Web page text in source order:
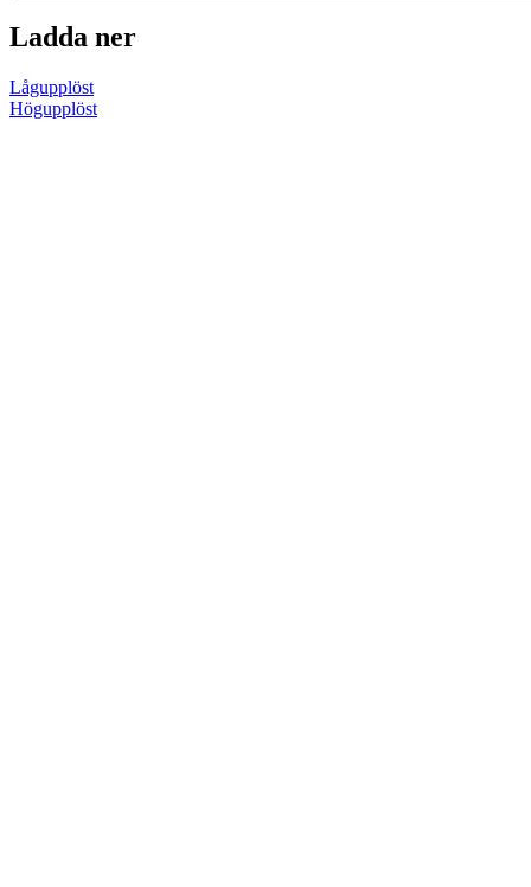
Ladda ner
Lågupplöst
Högupplöst